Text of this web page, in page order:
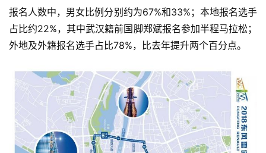
装
备
练
视
频
报名人数中，男女比例分别约为67%和33%；本地报名选手
占比约22%，其中武汉籍前国脚郑斌报名参加半程马拉松；
外地及外籍报名选手占比78%，比去年提升两个百分点。